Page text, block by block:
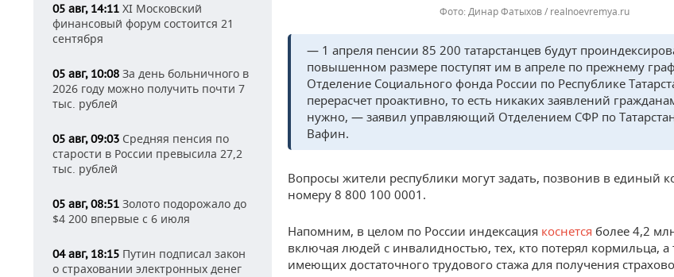
05 авг, 14:11 XI Московский
финансовый форум состоится 21
сентября
05 авг, 10:08 За день больничного в
2026 году можно получить почти 7
тыс. рублей
05 авг, 09:03 Средняя пенсия по
старости в России превысила 27,2
тыс. рублей
05 авг, 08:51 Золото подорожало до
$4 200 впервые с 6 июля
04 авг, 18:15 Путин подписал закон
о страховании электронных денег
Динар Фатыхов / realnoevremya.ru
— 1 апреля пенсии 85 200 татарстанцев будут
повышенном размере поступят им в апреле по прежнему
Отделение Социального фонда России по Республике
перерасчет проактивно, то есть никаких заявлений
нужно, — заявил управляющий Отделением СФР по
Вафин.
Вопросы жители республики могут задать, позвонив в единый
номеру 8 800 100 0001.
Напомним, в целом по России индексация коснется более 4,2
включая людей с инвалидностью, тех, кто потерял кормильца, а
имеющих достаточного трудового стажа для получения